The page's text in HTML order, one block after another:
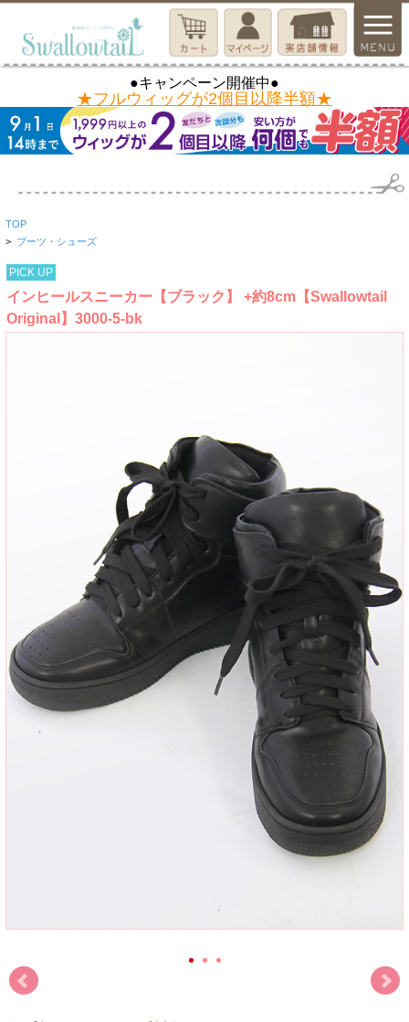
●キャンペーン開催中●
★フルウィッグが2個目以降半額★
TOP
> ブーツ・シューズ
PICK UP
インヒールスニーカー【ブラック】 +約8cm【Swallowtail
Original】3000-5-bk